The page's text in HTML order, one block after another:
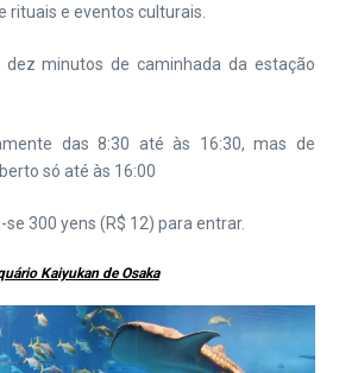
rituais e eventos culturais.
dez minutos de caminhada da estação
das 8:30 até às 16:30, mas de
só até às 16:00
se 300 yens (R$ 12) para entrar.
Kaiyukan de Osaka